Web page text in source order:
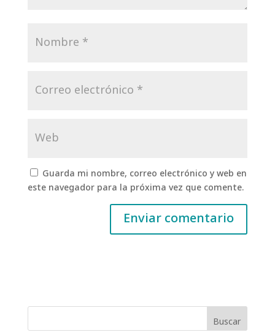
Guarda mi nombre, correo electrónico y web en
este navegador para la próxima vez que comente.
Buscar